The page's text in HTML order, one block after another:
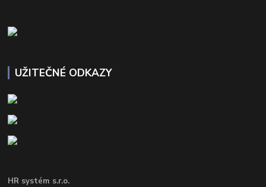
UŽITEČNÉ ODKAZY
HR systém s.r.o.